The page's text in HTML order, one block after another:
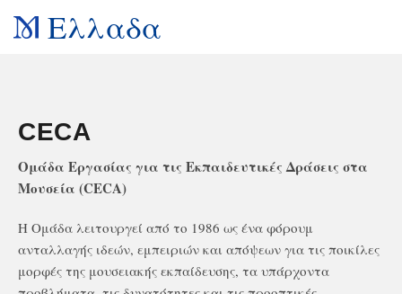
Ελλαδα
CECA
Ομάδα Εργασίας για τις Εκπαιδευτικές Δράσεις στα
Μουσεία (CECA)
Η Ομάδα λειτουργεί από το 1986 ως ένα φόρουμ
ανταλλαγής ιδεών, εμπειριών και απόψεων για τις ποικίλες
μορφές της μουσειακής εκπαίδευσης, τα υπάρχοντα